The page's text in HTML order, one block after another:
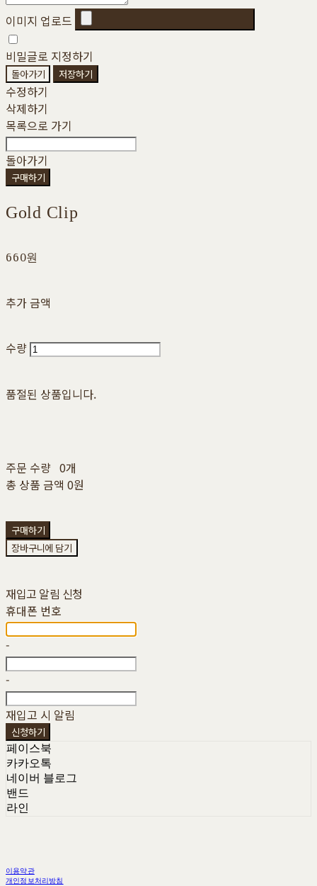
이미지 업로드
비밀글로 지정하기
돌아가기 저장하기
수정하기
삭제하기
목록으로 가기
돌아가기
구매하기
Gold Clip
660원
추가 금액
수량
품절된 상품입니다.
주문 수량 0개
총 상품 금액 0원
구매하기
장바구니에 담기
재입고 알림 신청
휴대폰 번호
-
-
재입고 시 알림
신청하기
페이스북
카카오톡
네이버 블로그
밴드
라인
이용약관
개인정보처리방침